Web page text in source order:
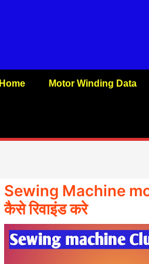
Home Motor Winding Data
Sewing Machine
कैसे रिवाइंड करे